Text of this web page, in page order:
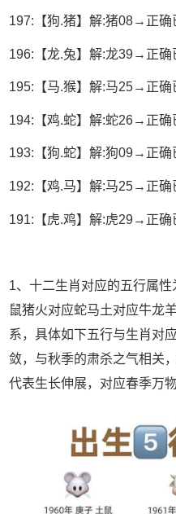
197:【狗.猪】解:猪08→正确
196:【龙.兔】解:龙39→正确
195:【马.猴】解:马25→正确
194:【鸡.蛇】解:蛇26→正确
193:【狗.蛇】解:狗09→正确
192:【鸡.马】解:马25→正确
191:【虎.鸡】解:虎29→正确
1、十二生肖对应的五行属
鼠猪火对应蛇马土对应牛龙
系，具体如下五行与生肖对
敛，与秋季的肃杀之气相关
代表生长伸展，对应春季万